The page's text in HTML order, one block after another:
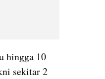
hingga 10
sekitar 2